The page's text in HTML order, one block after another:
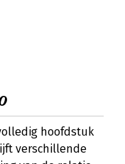
hoofdstuk
verschillende